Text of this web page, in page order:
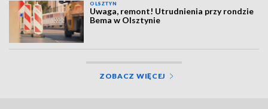
OLSZTYN
Uwaga, remont! Utrudnienia przy rondzie
Bema w Olsztynie
ZOBACZ WIĘCEJ